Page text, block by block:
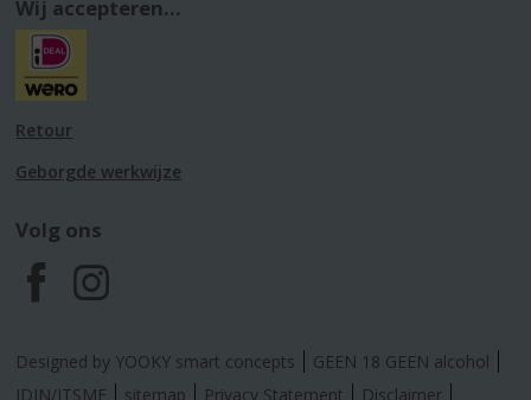
Wij accepteren...
Retour
Geborgde werkwijze
Volg ons
F
a
I
n
Designed by YOOKY smart concepts
GEEN 18 GEEN alcohol
IDIN/ITSME
sitemap Privacy Statement Disclaimer